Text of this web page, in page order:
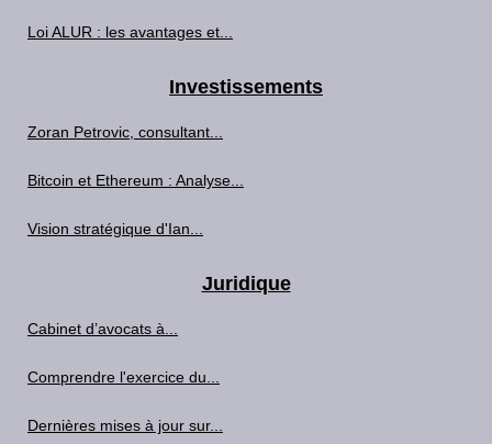
Loi ALUR : les avantages et...
Investissements
Zoran Petrovic, consultant...
Bitcoin et Ethereum : Analyse...
Vision stratégique d'Ian...
Juridique
Cabinet d’avocats à...
Comprendre l'exercice du...
Dernières mises à jour sur...